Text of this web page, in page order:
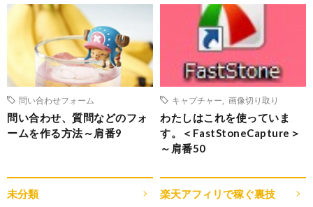
問い合わせフォーム
問い合わせ、質問などのフォ
ームを作る方法～肩番9
キャプチャー 画像切り取り
わたしはこれを使っていま
す。＜FastStoneCapture＞
～肩番50
未分類 楽天アフィリで稼ぐ裏技